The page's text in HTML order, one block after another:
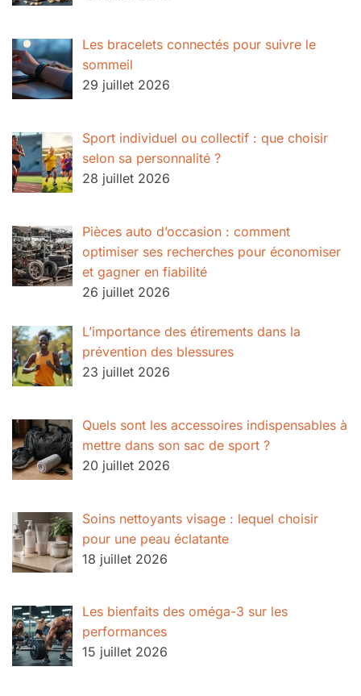
Les bracelets connectés pour suivre le
sommeil
29 juillet 2026
Sport individuel ou collectif : que choisir
selon sa personnalité ?
28 juillet 2026
Pièces auto d’occasion : comment
optimiser ses recherches pour économiser
et gagner en fiabilité
26 juillet 2026
L’importance des étirements dans la
prévention des blessures
23 juillet 2026
Quels sont les accessoires indispensables à
mettre dans son sac de sport ?
20 juillet 2026
Soins nettoyants visage : lequel choisir
pour une peau éclatante
18 juillet 2026
Les bienfaits des oméga-3 sur les
performances
15 juillet 2026